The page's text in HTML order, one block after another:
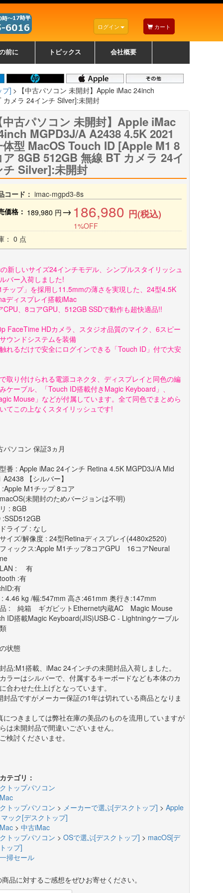
ログイン カート
前に トピックス 会社概要
プ]
【中古パソコン 未開封】Apple iMac 24inch
メラ 24インチ Silver]:未開封
中古パソコン 未開封】Apple iMac
MGPD3J/A A2438 4.5K 2021
体型 MacOS Touch ID [Apple M1 8
ア 8GB 512GB 無線 BT カメラ 24イ
チ Silver]:未開封
コード： imac-mgpd3-8s
価格： 189,980 円→ 186,980 円(税込)
1%OFF
： 0 点
新しいサイズ24インチモデル、シンプルスタイリッシュ
バー入荷しました!
チップ」を採用し11.5mmの薄さを実現した、24型4.5K
ディスプレイ搭載iMac
CPU、8コアGPU、512GB SSDで動作も超快適品!!
FaceTime HDカメラ、スタジオ品質のマイク、6スピー
ウンドシステムを装備
れるだけで安全にログインできる「Touch ID」付で大安
取り付けられる電源コネクタ、ディスプレイと同色の編
ケーブル、「Touch ID搭載付きMagic Keyboard」、
Mouse」などが付属しています。全て同色でまとめら
てこの上なくスタイリッシュです!
パソコン 保証3ヵ月
番 : Apple iMac 24インチ Retina 4.5K MGPD3J/A Mid
A2438 【シルバー】
:Apple M1チップ 8コア
未開封のためバージョンは不明)
: 8GB
:SSD512GB
ライブ : なし
イズ/解像度 : 24型Retinaディスプレイ(4480x2520)
ィックス:Apple M1チップ8コアGPU 16コアNeural
: 有
:有
有
4.46 kg /幅:547mm 高さ:461mm 奥行き:147mm
: 純箱 ギガビットEthernet内蔵AC Magic Mouse
ID搭載Magic Keyboard(JIS)USB-C - Lightningケーブル
状態
品:M1搭載、iMac 24インチの未開封品入荷しました。
ラーはシルバーで、付属するキーボードなども本体のカ
合わせた仕上げとなっています。
封品ですがメーカー保証の1年は切れている商品となりま
につきましては弊社在庫の美品のものを流用していますが
は未開封品で間違いございません。
検討くださいませ。
テゴリ：
トップパソコン
トップパソコン > メーカーで選ぶ[デスクトップ] > Apple
ック[デスクトップ]
> 中古iMac
トップパソコン > OSで選ぶ[デスクトップ] > macOS[デ
ップ]
掃セール
商品に対するご感想をぜひお寄せください。